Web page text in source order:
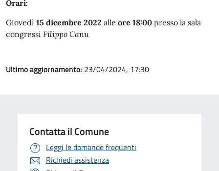
Orari:
Giovedì 15 dicembre 2022 alle ore 18:00 presso la sala
congressi Filippo Canu
Ultimo aggiornamento: 23/04/2024, 17:30
Contatta il Comune
Leggi le domande frequenti
Richiedi assistenza